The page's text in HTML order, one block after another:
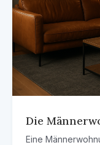
Die
Eine